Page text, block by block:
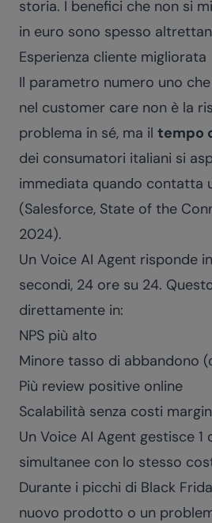
storia. I benefici che non si
in euro sono spesso
Esperienza cliente migliorata
Il parametro numero uno
nel customer care non è la
problema in sé, ma il tempo
dei consumatori italiani si
immediata quando contatta
(Salesforce, State of the
2024).
Un Voice AI Agent risponde
secondi, 24 ore su 24.
direttamente in:
NPS più alto
Minore tasso di abbandono
Più review positive online
Scalabilità senza costi
Un Voice AI Agent gestisce 1
simultanee con lo stesso
Durante i picchi di Black
nuovo prodotto o un